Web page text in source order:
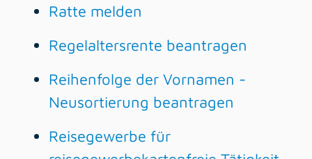
Ratte melden
Regelaltersrente beantragen
Reihenfolge der Vornamen -
Neusortierung beantragen
Reisegewerbe für